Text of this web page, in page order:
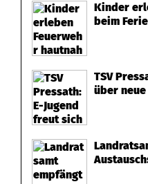
Kinder
beim
TSV
über